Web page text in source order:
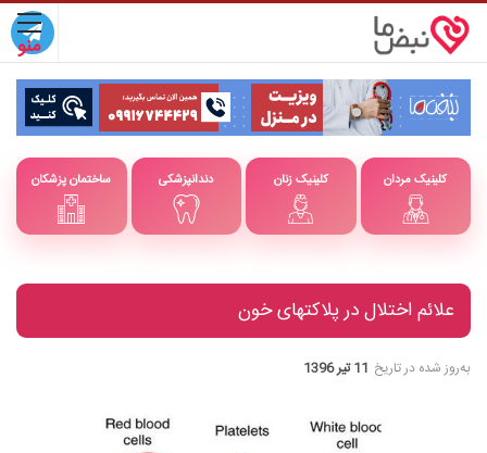
ساختمان پزشکان دندانپزشکی کلینیک زنان کلینیک مردان
علائم اختلال در پلاکتهای خون
به‌روز شده در تاریخ 11 تیر 1396